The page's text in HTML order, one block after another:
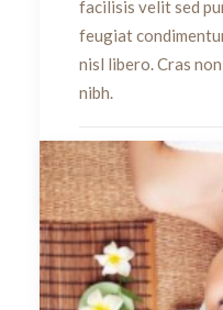
facilisis velit sed
feugiat
nisl libero. Cras
nibh.
by dulado